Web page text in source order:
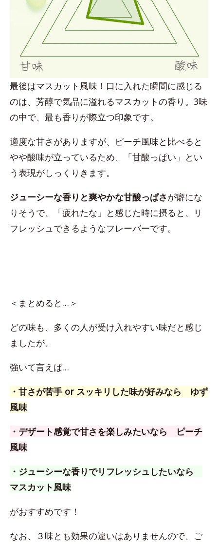
最後はマスカット風味！口に入れた瞬間に感じる
のは、芳醇で気品に溢れるマスカットの香り。3味
の中で、最も香りが際立つ印象です。
適度な甘さがありますが、ピーチ風味と比べると
やや酸味が立っているため、「甘酸っぱい」とい
う表現がしっくりきます。
ジューシーな香りと爽やかな甘酸っぱさが癖にな
りそうで、「疲れたな」と感じた時に摂ると、リ
フレッシュできるようなフレーバーです。
＜まとめると…＞
どの味も、多くの人が受け入れやすい味だと感じ
ましたが、
強いて言えば…
・甘さが苦手 or スッキリした味が好みなら ゆず
風味
・デザート感覚で甘さを楽しみたいなら ピーチ
風味
・ジューシーな香りでリフレッシュしたいなら
マスカット風味
がおすすめです！
なお、３味とも効果の違いはありませんので、ご